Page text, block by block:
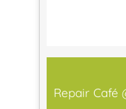
Repair Café